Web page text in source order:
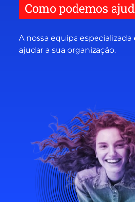
Como podemos
A nossa equipa especializada
ajudar a sua organização.